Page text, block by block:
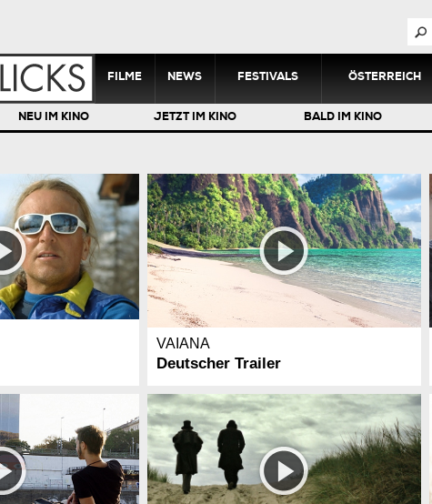
FILME NEWS FESTIVALS ÖSTERREICH
NEU IM KINO JETZT IM KINO BALD IM KINO
VAIANA
Deutscher Trailer